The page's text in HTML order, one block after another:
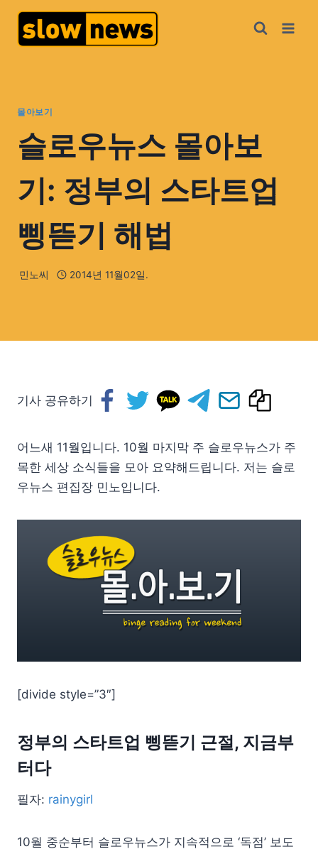
몰아보기
슬로우뉴스 몰아보
기: 정부의 스타트업
삥뜯기 해법
민노씨 2014년 11월02일.
기사 공유하기
어느새 11월입니다. 10월 마지막 주 슬로우뉴스가 주
목한 세상 소식들을 모아 요약해드립니다. 저는 슬로
우뉴스 편집장 민노입니다.
[divide style=”3″]
정부의 스타트업 삥뜯기 근절, 지금부
터다
필자: rainygirl
10월 중순부터 슬로우뉴스가 지속적으로 ‘독점’ 보도